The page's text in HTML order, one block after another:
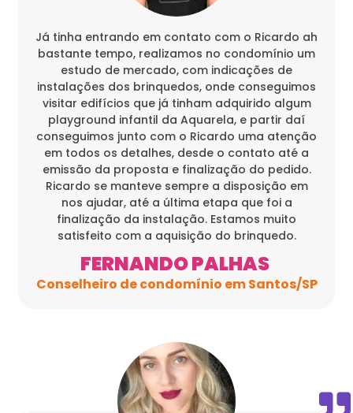
Já tinha entrando em contato com o Ricardo ah
bastante tempo, realizamos no condomínio um
estudo de mercado, com indicações de
instalações dos brinquedos, onde conseguimos
visitar edifícios que já tinham adquirido algum
playground infantil da Aquarela, e partir daí
conseguimos junto com o Ricardo uma atenção
em todos os detalhes, desde o contato até a
emissão da proposta e finalização do pedido.
Ricardo se manteve sempre a disposição em
nos ajudar, até a última etapa que foi a
finalização da instalação. Estamos muito
satisfeito com a aquisição do brinquedo.
FERNANDO PALHAS
Conselheiro de condomínio em Santos/SP